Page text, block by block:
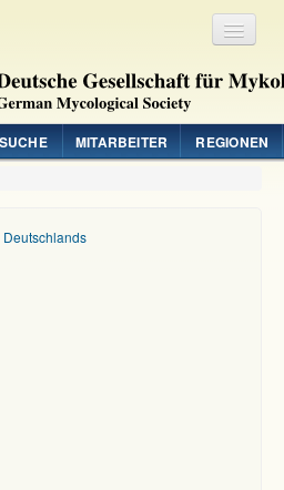
MITARBEITER REGIONEN